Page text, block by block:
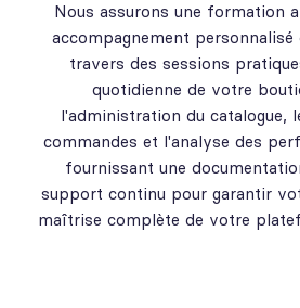
Nous assurons une formation
accompagnement
travers des sessions
quotidienne de votre
l'administration du catalogue,
commandes et l'analyse des
fournissant une
support continu pour garantir
maîtrise complète de votre